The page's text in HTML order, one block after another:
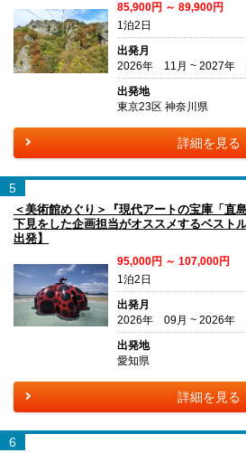
85,900円 ～ 89,900円
1泊2日
出発月
2026年 11月 ~ 2027年
出発地
東京23区 神奈川県
詳細を見る
5
＜美術館めぐり＞『現代アートの宝庫「直
下見をした企画担当がオススメするベスト
出発】
95,000円 ～ 107,000円
1泊2日
出発月
2026年 09月 ~ 2026年
出発地
愛知県
詳細を見る
6